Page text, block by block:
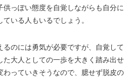
供っぽい態度を自覚しながらも自分に
いる人もいるでしょう。
るのには勇気が必要ですが、自覚して
た大人としての一歩を大きく踏み出せ
わっていきそうなので、臆せず脱皮の